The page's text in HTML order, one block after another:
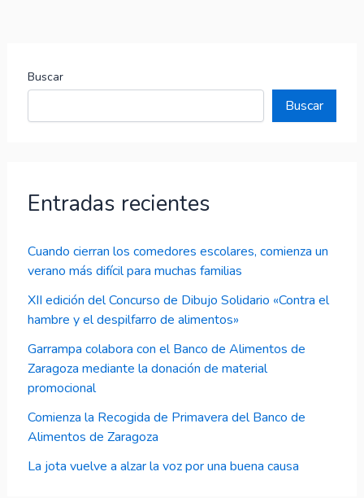
Buscar
Buscar
Entradas recientes
Cuando cierran los comedores escolares, comienza un
verano más difícil para muchas familias
XII edición del Concurso de Dibujo Solidario «Contra el
hambre y el despilfarro de alimentos»
Garrampa colabora con el Banco de Alimentos de
Zaragoza mediante la donación de material
promocional
Comienza la Recogida de Primavera del Banco de
Alimentos de Zaragoza
La jota vuelve a alzar la voz por una buena causa